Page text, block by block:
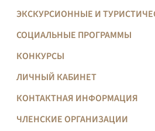
ЭКСКУРСИОННЫЕ И
СОЦИАЛЬНЫЕ ПРОГРАММЫ
КОНКУРСЫ
ЛИЧНЫЙ КАБИНЕТ
КОНТАКТНАЯ ИНФОРМАЦИЯ
ЧЛЕНСКИЕ ОРГАНИЗАЦИИ